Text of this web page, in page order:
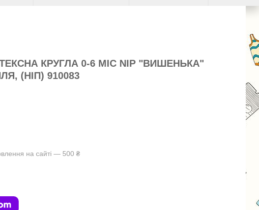
КРУГЛА 0-6 МІС NIP "ВИШЕНЬКА"
(НІП) 910083
на сайті — 500 ₴